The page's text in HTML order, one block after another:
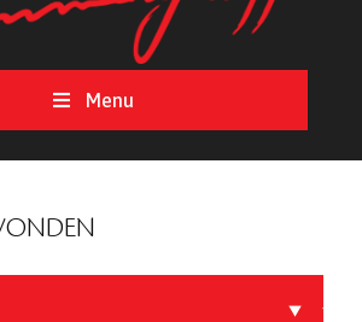
Menu